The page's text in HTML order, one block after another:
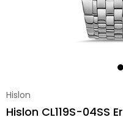
Hislon
Hislon CL119S-04SS